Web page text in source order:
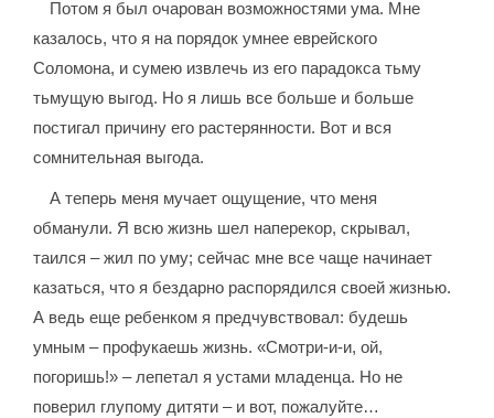
Потом я был очарован возможностями ума. Мне
казалось, что я на порядок умнее еврейского
Соломона, и сумею извлечь из его парадокса тьму
тьмущую выгод. Но я лишь все больше и больше
постигал причину его растерянности. Вот и вся
сомнительная выгода.
А теперь меня мучает ощущение, что меня
обманули. Я всю жизнь шел наперекор, скрывал,
таился – жил по уму; сейчас мне все чаще начинает
казаться, что я бездарно распорядился своей жизнью.
А ведь еще ребенком я предчувствовал: будешь
умным – профукаешь жизнь. «Смотри-и-и, ой,
погоришь!» – лепетал я устами младенца. Но не
поверил глупому дитяти – и вот, пожалуйте…